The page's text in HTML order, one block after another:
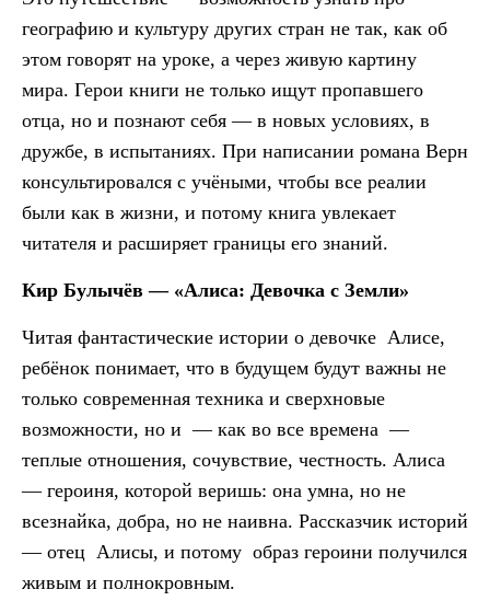
географию и культуру других стран не так, как об
этом говорят на уроке, а через живую картину
мира. Герои книги не только ищут пропавшего
отца, но и познают себя — в новых условиях, в
дружбе, в испытаниях. При написании романа Верн
консультировался с учёными, чтобы все реалии
были как в жизни, и потому книга увлекает
читателя и расширяет границы его знаний.
Кир Булычёв — «Алиса: Девочка с Земли»
Читая фантастические истории о девочке Алисе,
ребёнок понимает, что в будущем будут важны не
только современная техника и сверхновые
возможности, но и — как во все времена —
теплые отношения, сочувствие, честность. Алиса
— героиня, которой веришь: она умна, но не
всезнайка, добра, но не наивна. Рассказчик историй
— отец Алисы, и потому образ героини получился
живым и полнокровным.